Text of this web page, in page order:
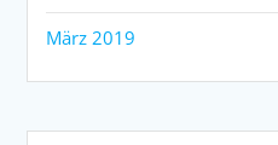
März 2019